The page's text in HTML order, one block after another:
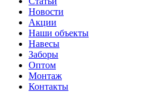
Новости
Акции
Наши объекты
Навесы
Заборы
Оптом
Монтаж
Контакты